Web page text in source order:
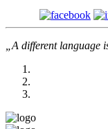
„A different